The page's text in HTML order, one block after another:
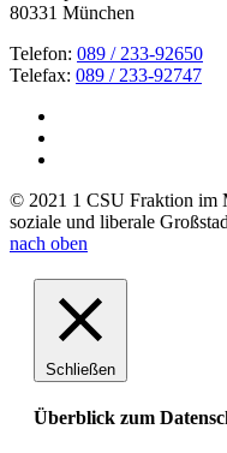
80331 München
Telefon: 089 / 233-92650
Telefax: 089 / 233-92747
© 2021 1 CSU Fraktion im
soziale und liberale
nach oben
Schließen
Überblick zum